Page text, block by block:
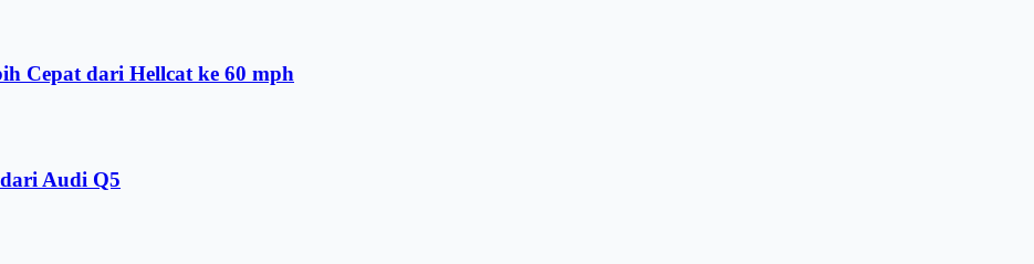
Cepat dari Hellcat ke 60 mph
Audi Q5